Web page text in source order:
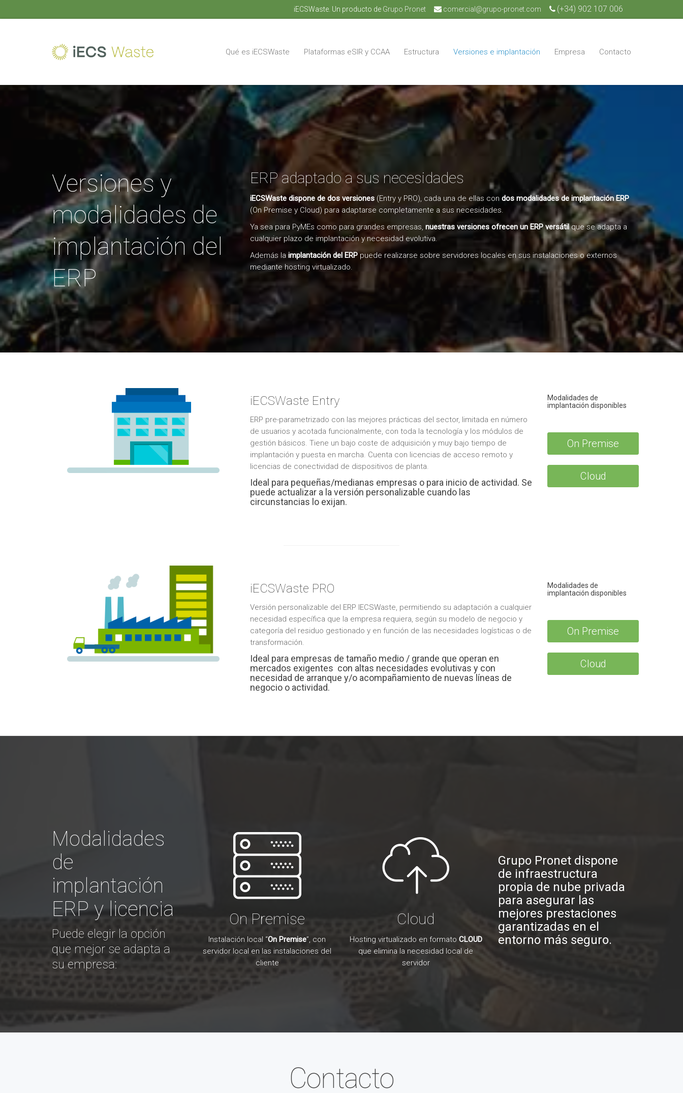
iECSWaste. Un producto de Grupo Pronet comercial@grupo-pronet.com (+34) 902 107 006
Qué es iECSWaste Plataformas eSIR y CCAA Estructura Versiones e implantación Empresa Contacto
Versiones y
modalidades de
implantación del
ERP
ERP adaptado a sus necesidades
iECSWaste dispone de dos versiones (Entry y PRO), cada una de ellas con dos modalidades de implantación ERP
(On Premise y Cloud) para adaptarse completamente a sus necesidades.
Ya sea para PyMEs como para grandes empresas, nuestras versiones ofrecen un ERP versátilque se adapta a
cualquier plazo de implantación y necesidad evolutiva.
Además la implantación del ERPpuede realizarse sobre servidores locales en sus instalaciones o externos
mediante hosting virtualizado.
iECSWaste Entry
ERP pre-parametrizado con las mejores prácticas del sector, limitada en número
de usuarios y acotada funcionalmente, con toda la tecnología y los módulos de
gestión básicos. Tiene un bajo coste de adquisición y muy bajo tiempo de
implantación y puesta en marcha. Cuenta con licencias de acceso remoto y
licencias de conectividad de dispositivos de planta.
Ideal para pequeñas/medianas empresas o para inicio de actividad. Se
puede actualizar a la versión personalizable cuando las
circunstancias lo exijan.
Modalidades de
implantación disponibles
On Premise
Cloud
iECSWaste PRO
Versión personalizable del ERP IECSWaste, permitiendo su adaptación a cualquier
necesidad específica que la empresa requiera, según su modelo de negocio y
categoría del residuo gestionado y en función de las necesidades logísticas o de
transformación.
Ideal para empresas de tamaño medio / grande que operan en
mercados exigentes con altas necesidades evolutivas y con
necesidad de arranque y/o acompañamiento de nuevas líneas de
negocio o actividad.
Modalidades de
implantación disponibles
On Premise
Cloud
Modalidades
de
implantación
ERP y licencia
Puede elegir la opción
que mejor se adapta a
su empresa:
On Premise
Instalación local “On Premise”, con
servidor local en las instalaciones del
cliente
Cloud
Hosting virtualizado en formato CLOUD
que elimina la necesidad local de
servidor
Grupo Pronet dispone
de infraestructura
propia de nube privada
para asegurar las
mejores prestaciones
garantizadas en el
entorno más seguro.
Contacto